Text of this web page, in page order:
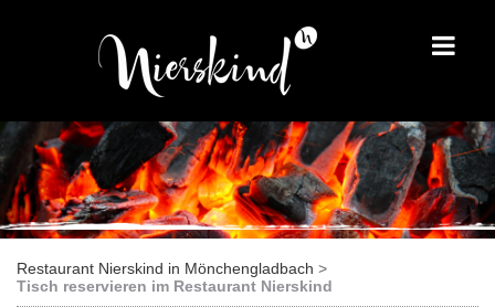
Restaurant Nierskind in Mönchengladbach
Tisch reservieren im Restaurant Nierskind